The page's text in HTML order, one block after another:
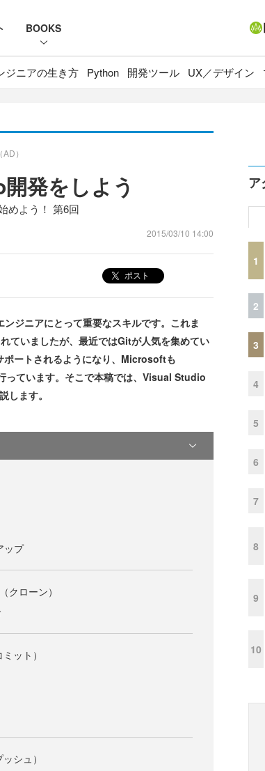
BOOKS
ジニアの生き方 Python 開発ツール UX／デザイン
（AD）
発をしよう
めよう！ 第6回
2015/03/10 14:00
ポスト
ジニアにとって重要なスキルです。これま
ていましたが、最近ではGitが人気を集めてい
ートされるようになり、Microsoftも
ています。そこで本稿では、Visual Studio
します。
ップ
クローン）
ット）
シュ）
ア
1
2
3
4
5
6
7
8
9
10